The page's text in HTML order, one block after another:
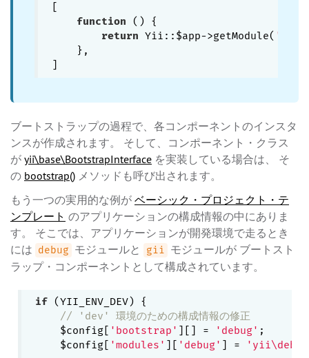
[
function
()
{
return Yii::$app->getModule(
    },
ブートストラップの過程で、各コンポーネントのインスタ
ンスが作成されます。 そして、コンポーネント・クラス
が yii\base\BootstrapInterface を実装している場合は、 そ
の bootstrap() メソッドも呼び出されます。
もう一つの実用的な例が ベーシック・プロジェクト・テ
ンプレート のアプリケーションの構成情報の中にありま
す。 そこでは、アプリケーションが開発環境で走るとき
には debug モジュールと gii モジュールが ブートスト
ラップ・コンポーネントとして構成されています。
if (YII_ENV_DEV) {
// 'dev' 環境のための構成情報の修正
    $config[
'bootstrap' ][] = 'debug' ;
    $config[
'modules' ][ 'debug' ] =